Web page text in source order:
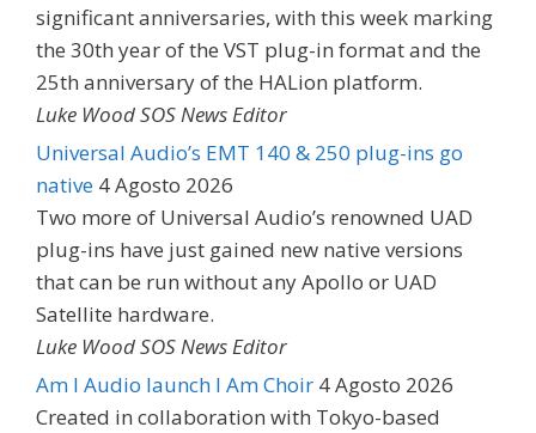
significant anniversaries, with this week marking
the 30th year of the VST plug-in format and the
25th anniversary of the HALion platform.
Luke Wood SOS News Editor
Universal Audio’s EMT 140 & 250 plug-ins go
native 4 Agosto 2026
Two more of Universal Audio’s renowned UAD
plug-ins have just gained new native versions
that can be run without any Apollo or UAD
Satellite hardware.
Luke Wood SOS News Editor
Am I Audio launch I Am Choir 4 Agosto 2026
Created in collaboration with Tokyo-based